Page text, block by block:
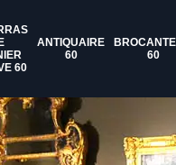
60
ANTIQUAIRE
60
60